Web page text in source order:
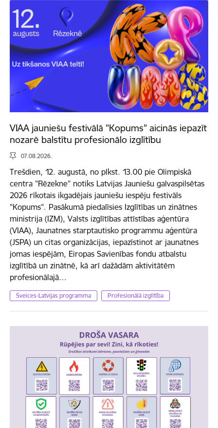
VIAA jauniešu festivālā "Kopums" aicinās iepazīt
nozarē balstītu profesionālo izglītību
07.08.2026.
Trešdien, 12. augustā, no plkst. 13.00 pie Olimpiskā
centra "Rēzekne" notiks Latvijas Jauniešu galvaspilsētas
2026 rīkotais ikgadējais jauniešu iespēju festivāls
"Kopums". Pasākumā piedalīsies Izglītības un zinātnes
ministrija (IZM), Valsts izglītības attīstības aģentūra
(VIAA), Jaunatnes starptautisko programmu aģentūra
(JSPA) un citas organizācijas, iepazīstinot ar jaunatnes
jomas iespējām, Eiropas Savienības fondu atbalstu
izglītībā un zinātnē, kā arī dažādām aktivitātēm
profesionālajā…
Šveices-Latvijas programma Profesionālā izglītība